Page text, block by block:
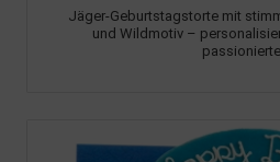
Jäger-Geburtstagstorte mit
und Wildmotiv –